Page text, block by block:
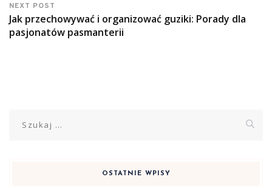
NEXT POST
Jak przechowywać i organizować guziki: Porady dla
pasjonatów pasmanterii
OSTATNIE WPISY